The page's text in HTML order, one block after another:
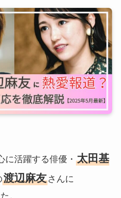
に活躍する俳優・ 太田基
渡辺麻友さんに